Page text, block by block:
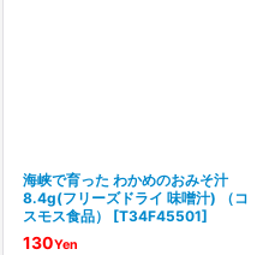
海峡で育った わかめのおみそ汁
8.4g(フリーズドライ 味噌汁) （コ
スモス食品）
[T34F45501]
130Yen